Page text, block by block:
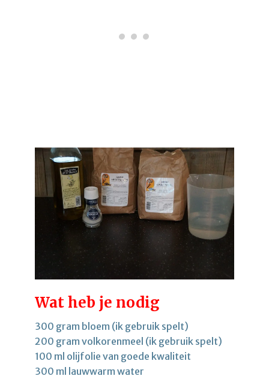
Wat heb je nodig
300 gram bloem (ik gebruik spelt)
200 gram volkorenmeel (ik gebruik spelt)
100 ml olijfolie van goede kwaliteit
300 ml lauwwarm water